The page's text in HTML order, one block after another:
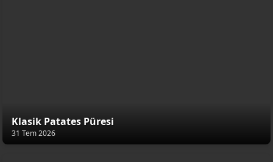
Klasik Patates Püresi
31 Tem 2026